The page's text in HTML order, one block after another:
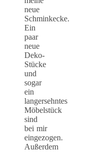
neue
Schminkecke.
Ein
paar
neue
Deko-
Stücke
und
sogar
ein
langersehntes
Möbelstück
sind
bei mir
eingezogen.
Außerdem